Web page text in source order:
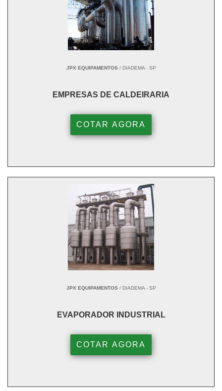
JPX EQUIPAMENTOS/ DIADEMA - SP
EMPRESAS DE CALDEIRARIA
COTAR AGORA
JPX EQUIPAMENTOS/ DIADEMA - SP
EVAPORADOR INDUSTRIAL
COTAR AGORA